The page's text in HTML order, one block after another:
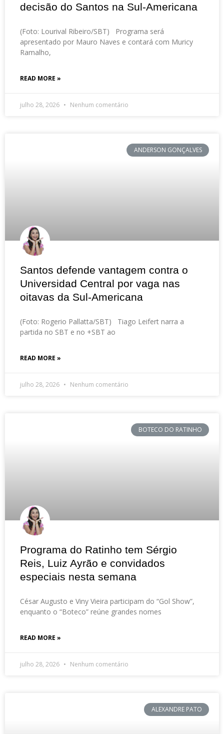
decisão do Santos na Sul-Americana
(Foto: Lourival Ribeiro/SBT) Programa será
apresentado por Mauro Naves e contará com Muricy
Ramalho,
READ MORE »
julho 28, 2026 Nenhum comentário
ANDERSON GONÇALVES
Santos defende vantagem contra o
Universidad Central por vaga nas
oitavas da Sul-Americana
(Foto: Rogerio Pallatta/SBT) Tiago Leifert narra a
partida no SBT e no +SBT ao
READ MORE »
julho 28, 2026 Nenhum comentário
BOTECO DO RATINHO
Programa do Ratinho tem Sérgio
Reis, Luiz Ayrão e convidados
especiais nesta semana
César Augusto e Viny Vieira participam do “Gol Show”,
enquanto o “Boteco” reúne grandes nomes
READ MORE »
julho 28, 2026 Nenhum comentário
ALEXANDRE PATO